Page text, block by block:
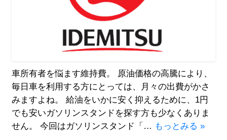
車所有者を悩ます維持費。 原油価格の高騰により、
毎日車を利用する方にとっては、月々の出費がかさ
みますよね。 給油をいかに安く抑えるために、1円
でも安いガソリンスタンドを探す方も少なくありま
せん。 今回はガソリンスタンド「… もっとみる »